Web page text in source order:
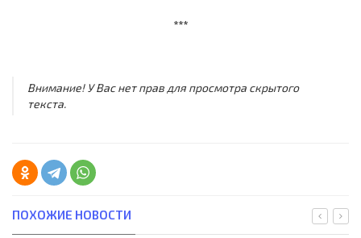
***
Внимание! У Вас нет прав для просмотра скрытого
текста.
ПОХОЖИЕ НОВОСТИ